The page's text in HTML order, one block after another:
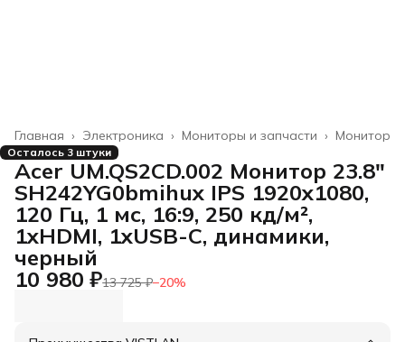
Монитор
Мониторы и запчасти ›
Электроника ›
Главная ›
Осталось 3 штуки
Acer UM.QS2CD.002 Монитор 23.8"
SH242YG0bmihux IPS 1920x1080,
120 Гц, 1 мс, 16:9, 250 кд/м²,
1xHDMI, 1xUSB-C, динамики,
черный
10 980 ₽13 725 ₽−20%